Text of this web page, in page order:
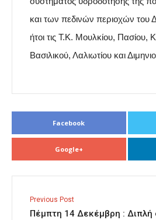
και των πεδινών περιοχών του
ήτοι τις Τ.Κ. Μουλκίου, Πασίου,
Βασιλικού, Λαλιωτίου και
Facebook
Google+
Previous Post
Πέμπτη 14 Δεκέμβρη : Διπλή